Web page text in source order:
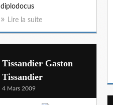
diplodocus
Lire la suite
Tissandier Gaston
Tissandier
4 Mars 2009